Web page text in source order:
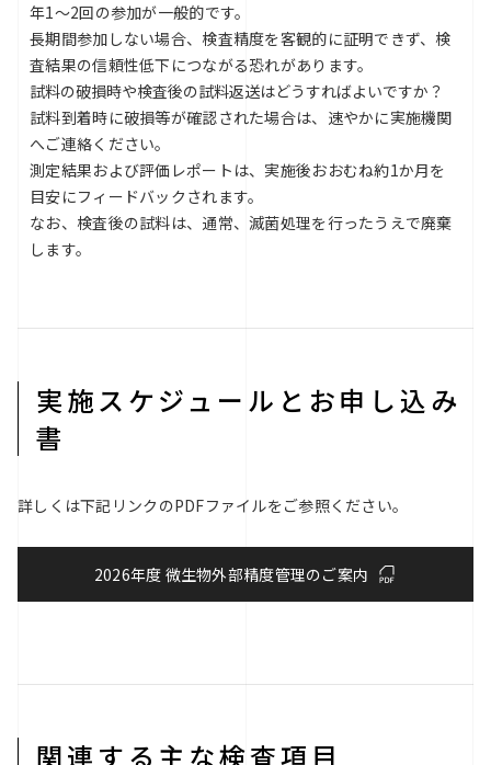
年1～2回の参加が一般的です。
長期間参加しない場合、検査精度を客観的に証明できず、検
査結果の信頼性低下につながる恐れがあります。
試料の破損時や検査後の試料返送はどうすればよいですか？
試料到着時に破損等が確認された場合は、速やかに実施機関
へご連絡ください。
測定結果および評価レポートは、実施後おおむね約1か月を
目安にフィードバックされます。
なお、検査後の試料は、通常、滅菌処理を行ったうえで廃棄
します。
実施スケジュールとお申し込み
書
詳しくは下記リンクのPDFファイルをご参照ください。
2026年度 微生物外部精度管理のご案内
関連する主な検査項目